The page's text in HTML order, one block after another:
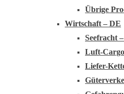
Übrige
Wirtschaft – DE
Seefracht
Luft-
Liefer-